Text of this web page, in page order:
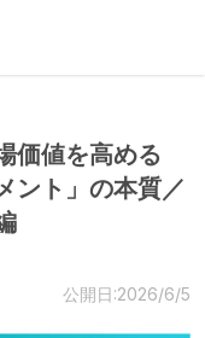
価値を高める
ント」の本質／
公開日:2026/6/5